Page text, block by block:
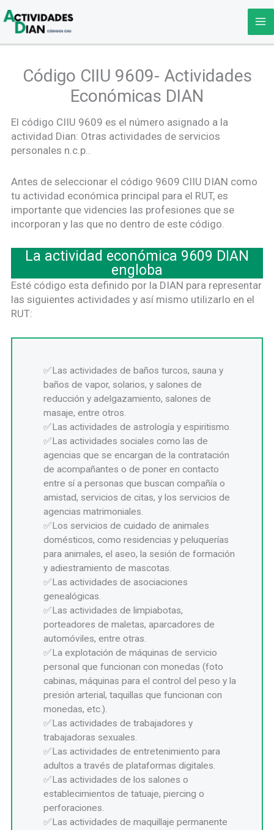
al
contenido
Código CIIU 9609- Actividades
Económicas DIAN
El código CIIU 9609 es el número asignado a la
actividad Dian: Otras actividades de servicios
personales n.c.p..
Antes de seleccionar el código 9609 CIIU DIAN como
tu actividad económica principal para el RUT, es
importante que videncies las profesiones que se
incorporan y las que no dentro de este código.
La actividad económica 9609 DIAN
engloba
Esté código esta definido por la DIAN para representar
las siguientes actividades y así mismo utilizarlo en el
RUT:
Las actividades de baños turcos, sauna y
baños de vapor, solarios, y salones de
reducción y adelgazamiento, salones de
masaje, entre otros.
Las actividades de astrología y espiritismo.
Las actividades sociales como las de
agencias que se encargan de la contratación
de acompañantes o de poner en contacto
entre sí a personas que buscan compañía o
amistad, servicios de citas, y los servicios de
agencias matrimoniales.
Los servicios de cuidado de animales
domésticos, como residencias y peluquerías
para animales, el aseo, la sesión de formación
y adiestramiento de mascotas.
Las actividades de asociaciones
genealógicas.
Las actividades de limpiabotas,
porteadores de maletas, aparcadores de
automóviles, entre otras.
La explotación de máquinas de servicio
personal que funcionan con monedas (foto
cabinas, máquinas para el control del peso y la
presión arterial, taquillas que funcionan con
monedas, etc.).
Las actividades de trabajadores y
trabajadoras sexuales.
Las actividades de entretenimiento para
adultos a través de plataformas digitales.
Las actividades de los salones o
establecimientos de tatuaje, piercing o
perforaciones.
Las actividades de maquillaje permanente